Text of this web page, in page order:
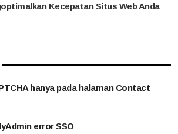
Kecepatan Situs Web Anda
hanya pada halaman Contact
error SSO